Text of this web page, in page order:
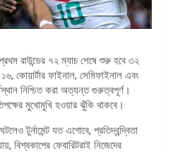
রাউন্ডের ৭২ ম্যাচ শেষে শুরু হবে ৩২
কোয়ার্টার ফাইনাল, সেমিফাইনাল এবং
নিশ্চিত করা অত্যন্ত গুরুত্বপূর্ণ।
মুখোমুখি হওয়ার ঝুঁকি থাকবে।
টুর্নামেন্ট যত এগোবে, প্রতিদ্বন্দ্বিতা
ফেবারিটরাই নিজেদের